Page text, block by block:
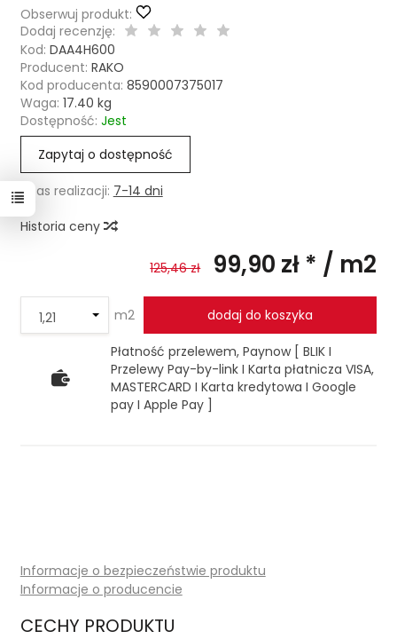
Obserwuj produkt:
Dodaj recenzję:
Kod: DAA4H600
Producent: RAKO
Kod producenta: 8590007375017
Waga: 17.40 kg
Dostępność: Jest
Zapytaj o dostępność
Czas realizacji: 7-14 dni
Historia ceny
125,46 zł 99,90 zł * / m2
m2 dodaj do koszyka
Płatność przelewem, Paynow [ BLIK I
Przelewy Pay-by-link I Karta płatnicza VISA,
MASTERCARD I Karta kredytowa I Google
pay I Apple Pay ]
Informacje o bezpieczeństwie produktu
Informacje o producencie
CECHY PRODUKTU